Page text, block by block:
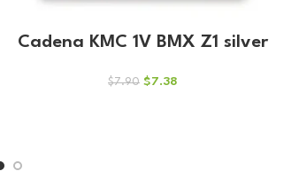
Cadena KMC 1V BMX Z1 silver
$7.90 El
$7.38